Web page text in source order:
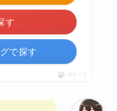
す
で探す
ポチップ